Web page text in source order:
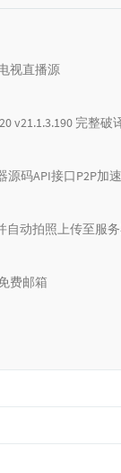
评
视直播源
v21.1.3.190 完整破
源码API接口P2P加
自动拍照上传至服
费邮箱